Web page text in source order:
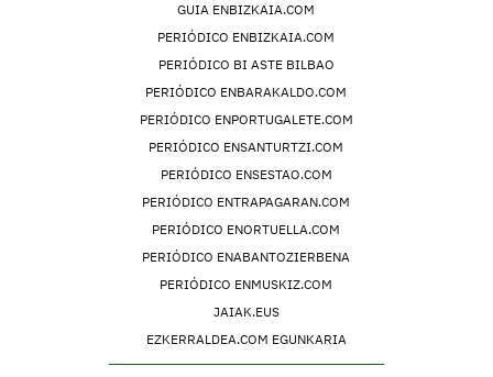
GUIA ENBIZKAIA.COM
PERIÓDICO ENBIZKAIA.COM
PERIÓDICO BI ASTE BILBAO
PERIÓDICO ENBARAKALDO.COM
PERIÓDICO ENPORTUGALETE.COM
PERIÓDICO ENSANTURTZI.COM
PERIÓDICO ENSESTAO.COM
PERIÓDICO ENTRAPAGARAN.COM
PERIÓDICO ENORTUELLA.COM
PERIÓDICO ENABANTOZIERBENA
PERIÓDICO ENMUSKIZ.COM
JAIAK.EUS
EZKERRALDEA.COM EGUNKARIA